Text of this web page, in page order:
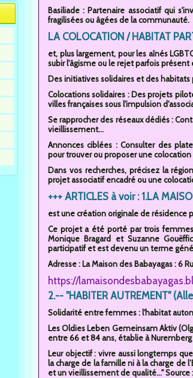
Basiliade : Partenaire associatif qui
fragilisées ou âgées de la communauté.
LA COLOCATION / HABITAT
et, plus largement, pour les aînés
subir l'âgisme ou le rejet parfois
Des initiatives solidaires et des
Colocations solidaires : Des projets
villes françaises sous l'impulsion
Se rapprocher des réseaux dédiés :
vieillissement...
Annonces ciblées : Consulter des
pour trouver ou proposer une
Dans vos recherches, précisez la
projet associatif encadré ou une
+++ ARTICLES à voir : 1.LA
est une création originale de résidence
Ce projet a été porté par trois
Monique Bragard et Suzanne
participatif et est devenu un terme
Adresse : La Maison des Babayagas : 6
https://
2.-- "HABITER AUTREMENT"
Solidarité entre femmes : l'habitat
Les Oldies Leben Gemeinsam Aktiv
entre 66 et 84 ans, établie à
Leur objectif : vivre aussi longtemps
la charge de la famille ni à la charge de
et un vieillissement de qualité..." Source :